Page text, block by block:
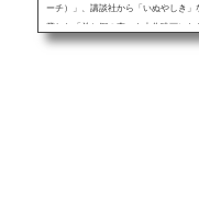
ーチ）」、講談社から「いぬやしき
賞した「羊と鋼の森」も大作映画に
きで紹介、随時更新していきます。